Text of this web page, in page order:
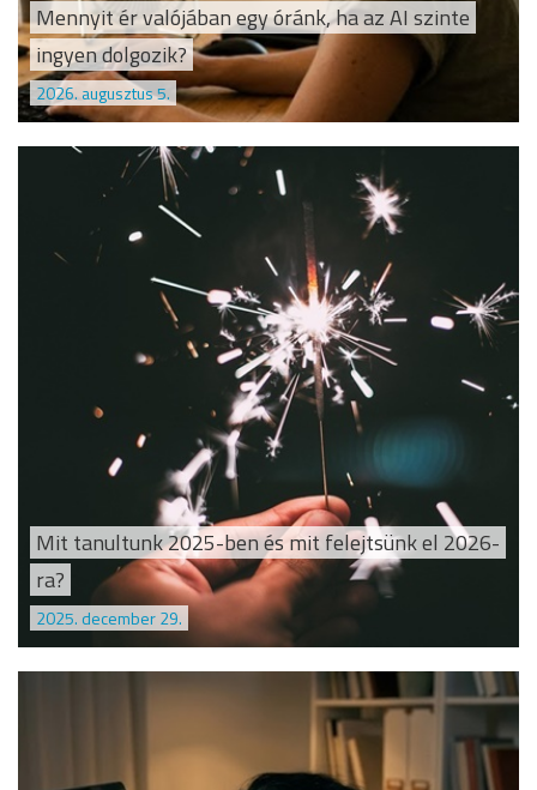
Mennyit ér valójában egy óránk, ha az AI szinte
ingyen dolgozik?
2026. augusztus 5.
Mit tanultunk 2025-ben és mit felejtsünk el 2026-
ra?
2025. december 29.